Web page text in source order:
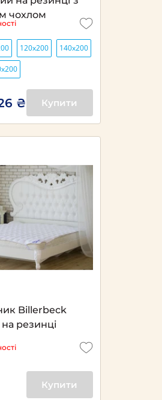
чохлом
120х200 140х200
₴ Купити
Billerbeck
резинці
Купити